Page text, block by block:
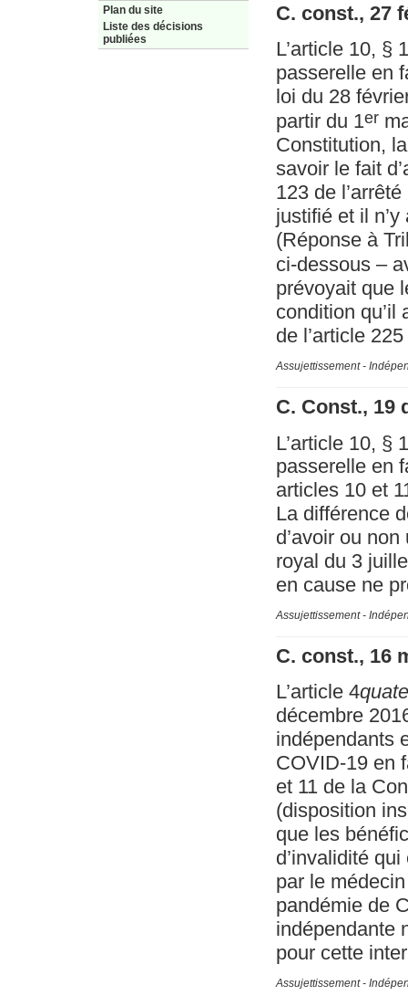
C. const., 27
L’article 10, § 1
passerelle en
loi du 28
partir du 1er
Constitution,
savoir le fait
123 de
justifié et il
(Réponse à
ci-dessous –
prévoyait que
condition
de l’article
Assujettissement -
C. Const., 19
L’article 10, § 1
passerelle en
articles 10 et
La différence
d’avoir ou
royal du 3
en cause ne
Assujettissement -
C. const., 16
L’article 4
décembre
indépendants
COVID-19 en
et 11 de la
(disposition
que les
d’invalidité
par le
pandémie de
indépendante
pour cette
Assujettissement -
Plan du site
Liste des décisions
publiées